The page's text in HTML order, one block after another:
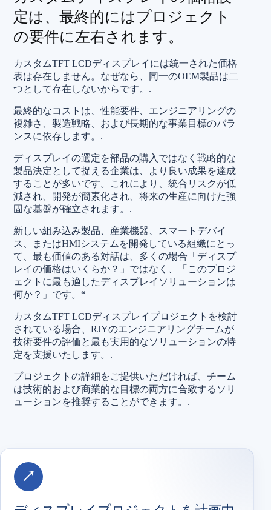
定は、最終的にはプロジェクト
の要件に左右されます。
カスタムTFT LCDディスプレイには統一された価格
表は存在しません。なぜなら、同一のOEM製品は二
つとして存在しないからです。.
最終的なコストは、性能要件、エンジニアリングの
複雑さ、製造戦略、および長期的な事業目標のバラ
ンスに依存します。.
ディスプレイの選定を部品の購入ではなく戦略的な
製品決定として捉える企業は、より良い成果を達成
することが多いです。これにより、統合リスクが低
減され、開発が簡素化され、将来の生産に向けた強
固な基盤が確立されます。.
新しい組み込み製品、産業機器、スマートデバイ
ス、またはHMIシステムを開発している組織にとっ
て、最も価値のある対話は、多くの場合「ディスプ
レイの価格はいくらか？」ではなく、「このプロジ
ェクトに最も適したディスプレイソリューションは
何か？」です。“
カスタムTFT LCDディスプレイプロジェクトを検討
されている場合、RJYのエンジニアリングチームが
技術要件の評価と最も実用的なソリューションの特
定を支援いたします。.
プロジェクトの詳細をご提供いただければ、チーム
は技術的および商業的な目標の両方に合致するソリ
ューションを推奨することができます。.
↗